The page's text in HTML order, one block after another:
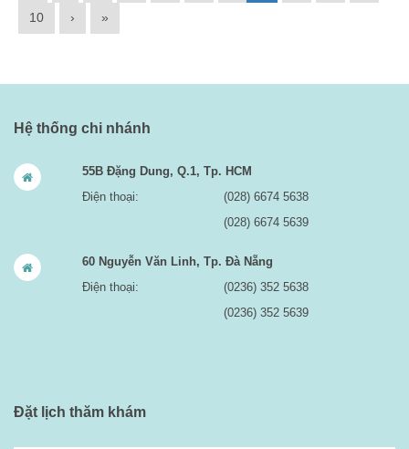
10 › »
Hệ thống chi nhánh
55B Đặng Dung, Q.1, Tp. HCM
Điện thoại:
(028) 6674 5638
(028) 6674 5639
60 Nguyễn Văn Linh, Tp. Đà Nẵng
Điện thoại:
(0236) 352 5638
(0236) 352 5639
Đặt lịch thăm khám